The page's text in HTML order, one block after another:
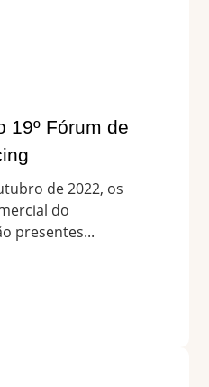
19º Fórum de
de 2022, os
do
presentes...